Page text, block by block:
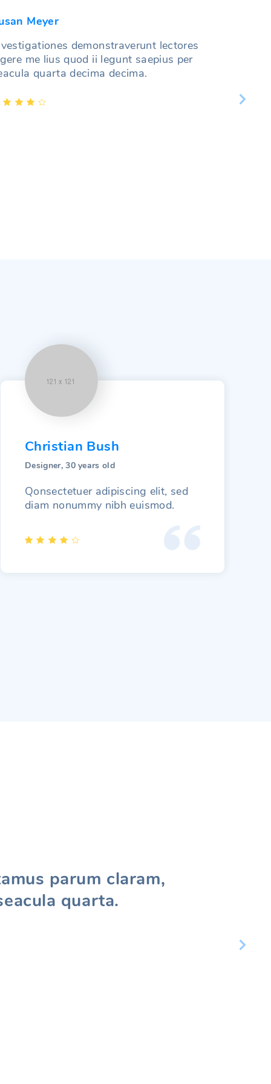
Meyer
demonstraverunt lectores
me lius quod ii legunt saepius per
quarta decima decima.
Christian Bush
Designer, 30 years old
Qonsectetuer adipiscing elit, sed
diam nonummy nibh euismod.
parum claram,
quarta.